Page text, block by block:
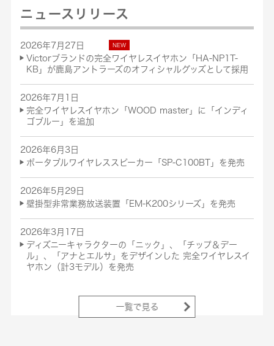
ニュースリリース
一覧で見る
2026年7月27日
Victorブランドの完全ワイヤレスイヤホン「HA-NP1T-
KB」が鹿島アントラーズのオフィシャルグッズとして採用
2026年7月1日
完全ワイヤレスイヤホン「WOOD master」に「インディ
ゴブルー」を追加
2026年6月3日
ポータブルワイヤレススピーカー「SP-C100BT」を発売
2026年5月29日
壁掛型非常業務放送装置「EM-K200シリーズ」を発売
2026年3月17日
ディズニーキャラクターの「ニック」、「チップ＆デー
ル」、「アナとエルサ」をデザインした 完全ワイヤレスイ
ヤホン（計3モデル）を発売